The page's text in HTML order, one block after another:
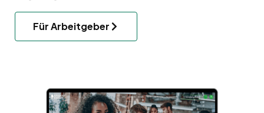
Für Arbeitgeber